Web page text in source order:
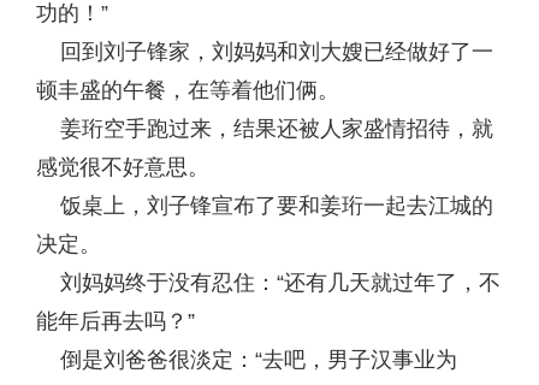
功的！”
回到刘子锋家，刘妈妈和刘大嫂已经做好了一
顿丰盛的午餐，在等着他们俩。
姜珩空手跑过来，结果还被人家盛情招待，就
感觉很不好意思。
饭桌上，刘子锋宣布了要和姜珩一起去江城的
决定。
刘妈妈终于没有忍住：“还有几天就过年了，不
能年后再去吗？”
倒是刘爸爸很淡定：“去吧，男子汉事业为